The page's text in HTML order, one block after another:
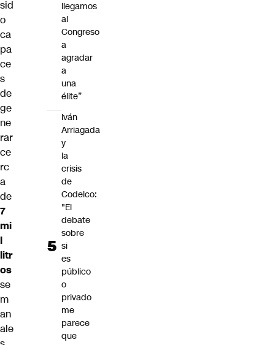
sid
o
ca
pa
ce
s
de
ge
ne
rar
ce
rc
a
de
7
mi
l
litr
os
se
m
an
ale
llegamos
al
Congreso
a
agradar
a
una
élite”
Iván
Arriagada
y
la
crisis
de
Codelco:
"El
debate
sobre
si
es
público
o
privado
me
parece
que